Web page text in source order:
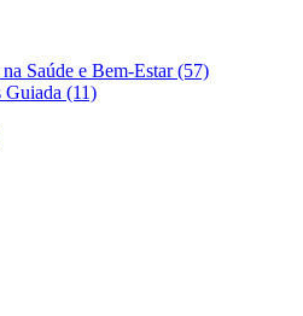
Saúde e Bem-Estar (57)
Guiada (11)